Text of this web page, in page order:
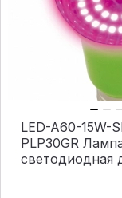
LED-A60-15W-
PLP30GR
светодиодная